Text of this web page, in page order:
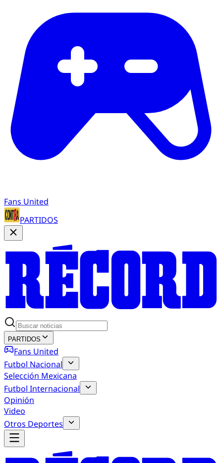
Fans United
PARTIDOS
PARTIDOS
Fans United
Futbol Nacional
Selección Mexicana
Futbol Internacional
Opinión
Video
Otros Deportes